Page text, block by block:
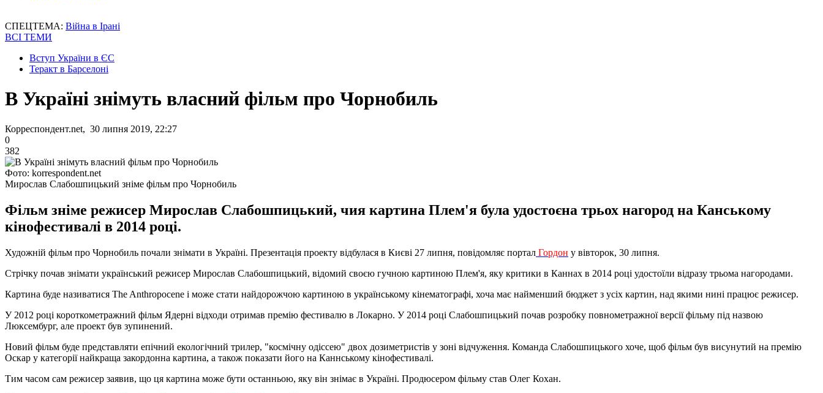
СПЕЦТЕМА: Війна в Ірані
ВСІ ТЕМИ
Вступ України в ЄС
Теракт в Барселоні
В Україні знімуть власний фільм про Чорнобиль
Корреспондент.net, 30 липня 2019, 22:27
0
382
Фото: korrespondent.net
Мирослав Слабошпицький зніме фільм про Чорнобиль
Фільм зніме режисер Мирослав Слабошпицький, чия картина Плем'я була удостоєна трьох нагород на Канському
кінофестивалі в 2014 році.
Художній фільм про Чорнобиль почали знімати в Україні. Презентація проекту відбулася в Києві 27 липня, повідомляє портал Гордон у вівторок, 30 липня.
Стрічку почав знімати український режисер Мирослав Слабошпицький, відомий своєю гучною картиною Плем'я, яку критики в Каннах в 2014 році удостоїли відразу трьома нагородами.
Картина буде називатися The Anthropocene і може стати найдорожчою картиною в українському кінематографі, хоча має найменший бюджет з усіх картин, над якими нині працює режисер.
У 2012 році короткометражний фільм Ядерні відходи отримав премію фестивалю в Локарно. У 2014 році Слабошпицький почав розробку повнометражної версії фільму під назвою
Люксембург, але проект був зупинений.
Новий фільм буде представляти епічний екологічний трилер, "космічну одіссею" двох дозиметристів у зоні відчуження. Команда Слабошпицького хоче, щоб фільм був висунутий на премію
Оскар у категорії найкраща закордонна картина, а також показати його на Каннському кінофестивалі.
Тим часом сам режисер заявив, що ця картина може бути останньою, яку він знімає в Україні. Продюсером фільму став Олег Кохан.